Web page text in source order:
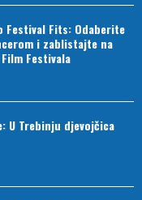
Festival Fits: Odaberite
i zablistajte na
Festivala
U Trebinju djevojčica